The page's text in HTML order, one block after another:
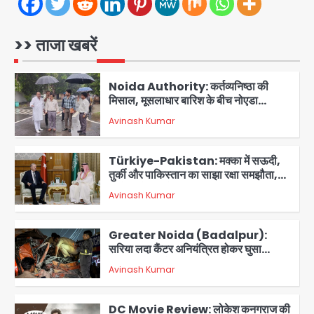
>> ताजा खबरें
सिर्फ 30 रुपये में मिलेगी 24 घंटे ऑनलाइन
Avinash Kumar
2
Noida Authority: कर्तव्यनिष्ठा की
प्राधिकरण ने संभाला मोर्चा, सेक्टर 105
आरडब्ल्यूए ने जताया आभार
Avinash Kumar
3
Türkiye-Pakistan: मक्का में सऊदी,
जानें इसके मायने
Avinash Kumar
4
Greater Noida (Badalpur):
किराना दुकान में , ड्राइवर की मौत
Avinash Kumar
DC Movie Review: लोकेश कनगराज की
स्क्रीनप्ले में कमजोर, लेकिन कहानी अधूरी रह